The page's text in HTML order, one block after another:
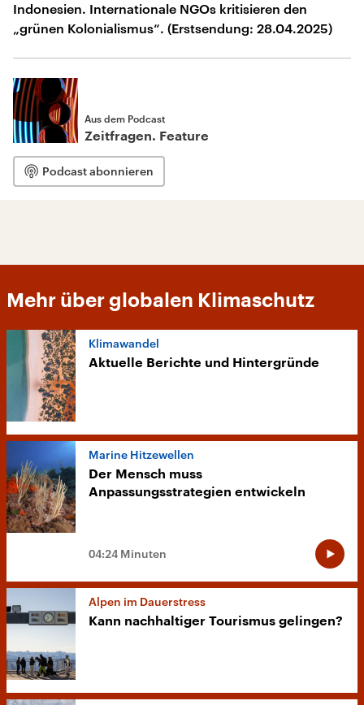
Indonesien. Internationale NGOs kritisieren den
„grünen Kolonialismus“. (Erstsendung: 28.04.2025)
Aus dem Podcast
Zeitfragen. Feature
Podcast abonnieren
Mehr über globalen Klimaschutz
Klimawandel
Aktuelle Berichte und Hintergründe
Marine Hitzewellen
Der Mensch muss
Anpassungsstrategien entwickeln
04:24 Minuten
Alpen im Dauerstress
Kann nachhaltiger Tourismus gelingen?